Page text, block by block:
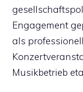
Engagement
als
Musikbetrieb